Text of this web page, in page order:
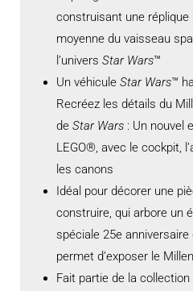
construisant une réplique
moyenne du vaisseau
l’univers Star Wars™
Un véhicule Star Wars™
Recréez les détails du
de Star Wars : Un nouvel
LEGO®, avec le cockpit,
les canons
Idéal pour décorer une
construire, qui arbore un
spéciale 25e anniversaire
permet d’exposer le
Fait partie de la